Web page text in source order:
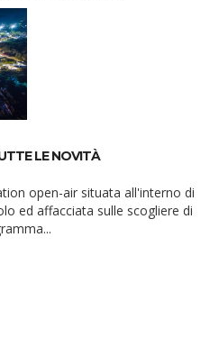
LE NOVITÀ
open-air situata all'interno di
ed affacciata sulle scogliere di